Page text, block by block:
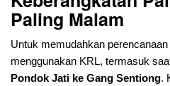
Paling Malam
Untuk memudahkan
menggunakan KRL, termasuk
Pondok Jati ke Gang Sentiong.